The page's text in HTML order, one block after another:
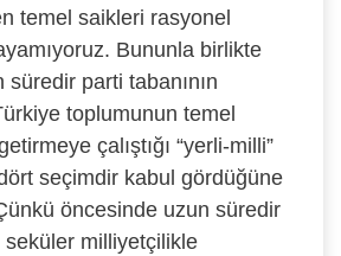
temel saikleri rasyonel
Bununla birlikte
süredir parti tabanının
toplumunun temel
çalıştığı “yerli-milli”
seçimdir kabul gördüğüne
öncesinde uzun süredir
seküler milliyetçilikle